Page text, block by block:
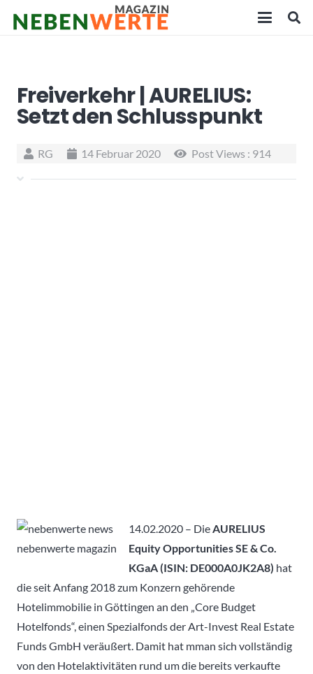
Freiverkehr | AURELIUS:
Setzt den Schlusspunkt
RG 14 Februar 2020 Post Views : 914
14.02.2020 – DieAURELIUS
Equity Opportunities SE & Co.
KGaA (ISIN: DE000A0JK2A8) hat
die seit Anfang 2018 zum Konzern gehörende
Hotelimmobilie in Göttingen an den „Core Budget
Hotelfonds“, einen Spezialfonds der Art-Invest Real Estate
Funds GmbH veräußert. Damit hat mman sich vollständig
von den Hotelaktivitäten rund um die bereits verkaufte